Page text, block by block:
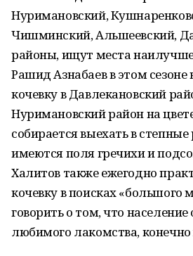
Нуримановский,
Чишминский, Альшеевский,
районы, ищут места
Рашид Азнабаев в этом сезоне
кочевку в Давлекановский
Нуримановский район на
собирается выехать в
имеются поля гречихи и
Халитов также ежегодно
кочевку в поисках «большого
говорить о том, что население
любимого лакомства, конечно